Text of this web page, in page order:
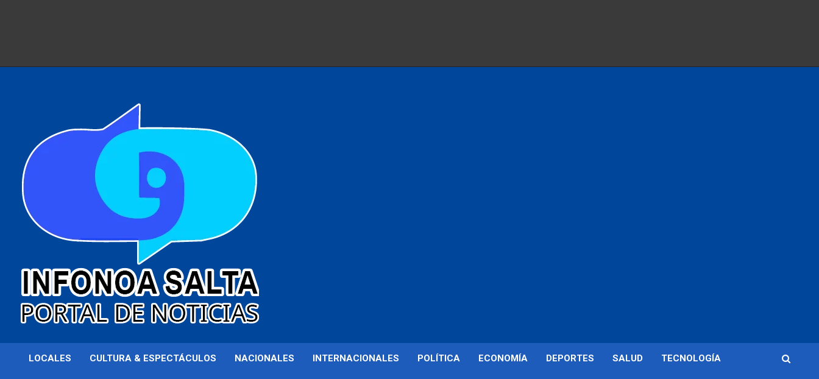
Infonoa Salta
LOCALES CULTURA & ESPECTÁCULOS NACIONALES INTERNACIONALES POLÍTICA ECONOMÍA DEPORTES SALUD TECNOLOGÍA